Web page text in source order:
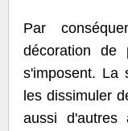
Par
décoration de
s'imposent. La
les dissimuler
aussi d'autres